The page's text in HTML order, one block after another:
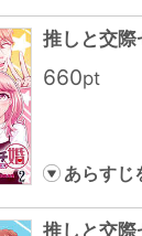
推しと交際
660pt
あらすじ
推しと交際